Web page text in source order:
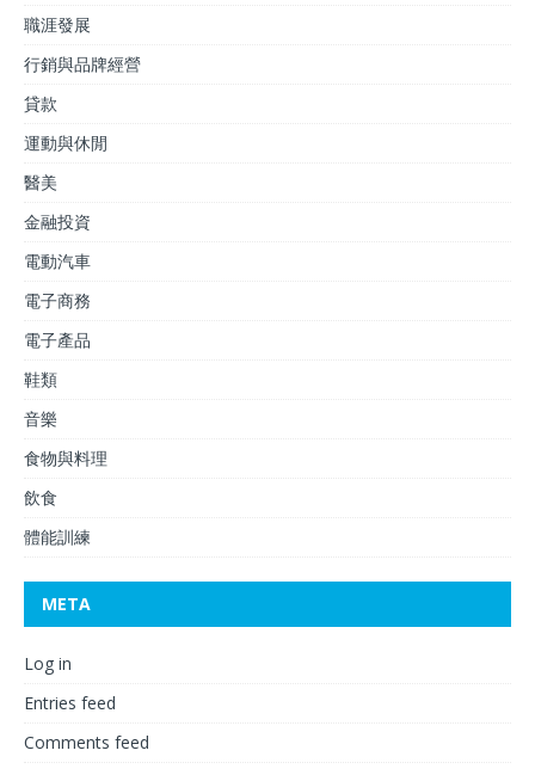
職涯發展
行銷與品牌經營
貸款
運動與休閒
醫美
金融投資
電動汽車
電子商務
電子產品
鞋類
音樂
食物與料理
飲食
體能訓練
META
Log in
Entries feed
Comments feed